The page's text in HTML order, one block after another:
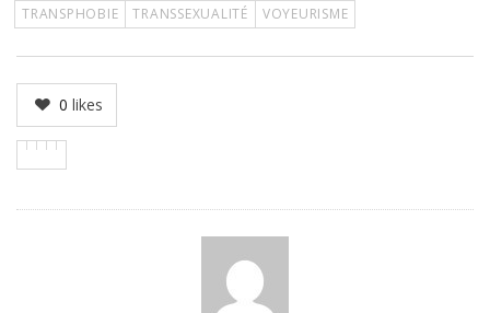
TRANSPHOBIE
TRANSSEXUALITÉ VOYEURISME
0 likes